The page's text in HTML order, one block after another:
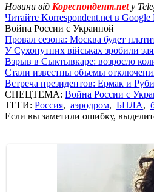
Новини від Кореспондент.netу
Читайте Korrespondent.net в Google
Война России с Украиной
Провал сезона: Москва будет
У Сухопутних військах зробили
Взрыв в Сыктывкаре: возросло
Стали известны объемы
Встреча президентов: Ермак и
СПЕЦТЕМА: Война России с
ТЕГИ: Россия, аэродром, БПЛА,
Если вы заметили ошибку,